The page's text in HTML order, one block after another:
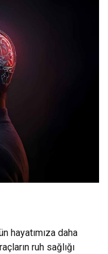
hayatımıza daha
ruh sağlığı